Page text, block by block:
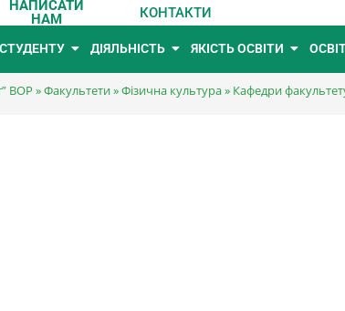
НАПИСАТИ
НАМ
КОНТАКТИ
СТУДЕНТУ ДІЯЛЬНІСТЬ ЯКІСТЬ ОСВІТИ
ВОР »Факультети»Фізична культура» Кафедри